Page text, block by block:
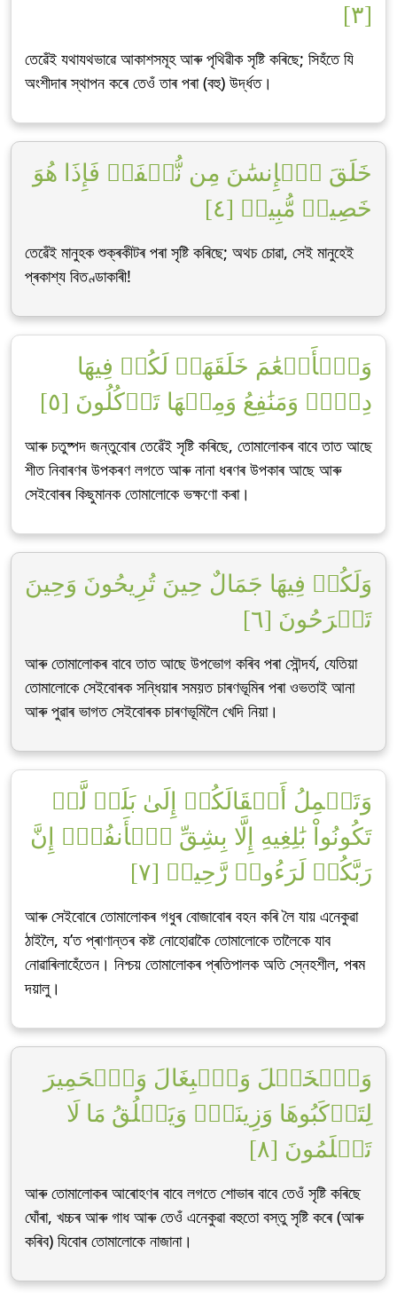
[٣]
তেৱেঁই যথাযথভাৱে আকাশসমূহ আৰু পৃথিৱীক সৃষ্টি কৰিছে; সিহঁতে যি
অংশীদাৰ স্থাপন কৰে তেওঁ তাৰ পৰা (বহু) উৰ্দ্ধত।
خَلَقَ ٱلۡإِنسَٰنَ مِن نُّطۡفَةٖ فَإِذَا هُوَ
خَصِيمٞ مُّبِينٞ [٤]
তেৱেঁই মানুহক শুক্ৰকীটৰ পৰা সৃষ্টি কৰিছে; অথচ চোৱা, সেই মানুহেই
প্ৰকাশ্য বিতণ্ডাকাৰী!
وَٱلۡأَنۡعَٰمَ خَلَقَهَاۖ لَكُمۡ فِيهَا
دِفۡءٞ وَمَنَٰفِعُ وَمِنۡهَا تَأۡكُلُونَ [٥]
আৰু চতুষ্পদ জন্তুবোৰ তেৱেঁই সৃষ্টি কৰিছে, তোমালোকৰ বাবে তাত আছে
শীত নিবাৰণৰ উপকৰণ লগতে আৰু নানা ধৰণৰ উপকাৰ আছে আৰু
সেইবোৰৰ কিছুমানক তোমালোকে ভক্ষণো কৰা।
وَلَكُمۡ فِيهَا جَمَالٌ حِينَ تُرِيحُونَ وَحِينَ
تَسۡرَحُونَ [٦]
আৰু তোমালোকৰ বাবে তাত আছে উপভোগ কৰিব পৰা সৌন্দৰ্য, যেতিয়া
তোমালোকে সেইবোৰক সন্ধিয়াৰ সময়ত চাৰণভূমিৰ পৰা ওভতাই আনা
আৰু পুৱাৰ ভাগত সেইবোৰক চাৰণভূমিলৈ খেদি নিয়া।
وَتَحۡمِلُ أَثۡقَالَكُمۡ إِلَىٰ بَلَدٖ لَّمۡ
تَكُونُواْ بَٰلِغِيهِ إِلَّا بِشِقِّ ٱلۡأَنفُسِۚ إِنَّ
رَبَّكُمۡ لَرَءُوفٞ رَّحِيمٞ [٧]
আৰু সেইবোৰে তোমালোকৰ গধুৰ বোজাবোৰ বহন কৰি লৈ যায় এনেকুৱা
ঠাইলৈ, য’ত প্ৰাণান্তৰ কষ্ট নোহোৱাকৈ তোমালোকে তালৈকে যাব
নোৱাৰিলাহেঁতেন। নিশ্চয় তোমালোকৰ প্ৰতিপালক অতি স্নেহশীল, পৰম
দয়ালু।
وَٱلۡخَيۡلَ وَٱلۡبِغَالَ وَٱلۡحَمِيرَ
لِتَرۡكَبُوهَا وَزِينَةٗۚ وَيَخۡلُقُ مَا لَا
تَعۡلَمُونَ [٨]
আৰু তোমালোকৰ আৰোহণৰ বাবে লগতে শোভাৰ বাবে তেওঁ সৃষ্টি কৰিছে
ঘোঁৰা, খচ্চৰ আৰু গাধ আৰু তেওঁ এনেকুৱা বহুতো বস্তু সৃষ্টি কৰে (আৰু
কৰিব) যিবোৰ তোমালোকে নাজানা।